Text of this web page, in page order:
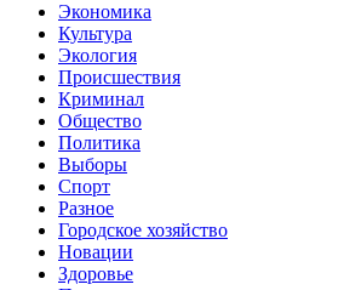
Экономика
Культура
Экология
Происшествия
Криминал
Общество
Политика
Выборы
Спорт
Разное
Городское хозяйство
Новации
Здоровье